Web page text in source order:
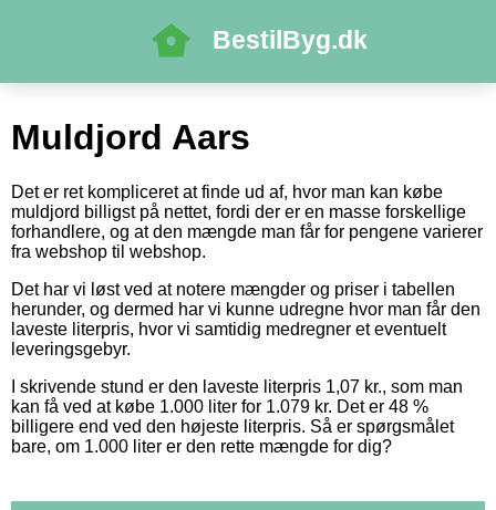
BestilByg.dk
Muldjord Aars
Det er ret kompliceret at finde ud af, hvor man kan købe
muldjord billigst på nettet, fordi der er en masse forskellige
forhandlere, og at den mængde man får for pengene varierer
fra webshop til webshop.
Det har vi løst ved at notere mængder og priser i tabellen
herunder, og dermed har vi kunne udregne hvor man får den
laveste literpris, hvor vi samtidig medregner et eventuelt
leveringsgebyr.
I skrivende stund er den laveste literpris 1,07 kr., som man
kan få ved at købe 1.000 liter for 1.079 kr. Det er 48 %
billigere end ved den højeste literpris. Så er spørgsmålet
bare, om 1.000 liter er den rette mængde for dig?